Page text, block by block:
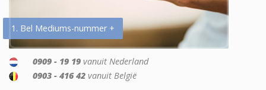
1. Bel Mediums-nummer +
0909 - 19 19 vanuit Nederland
0903 - 416 42 vanuit België